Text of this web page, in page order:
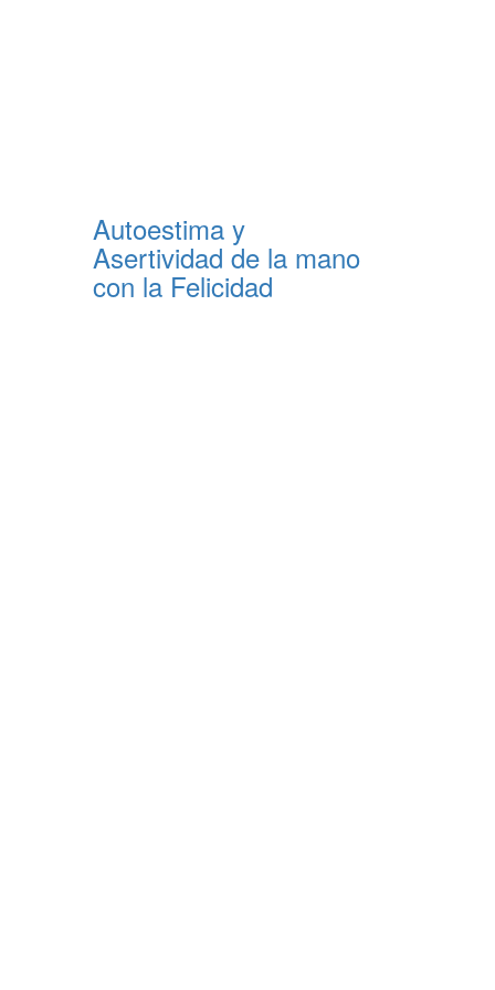
Autoestima y
Asertividad de la mano
con la Felicidad